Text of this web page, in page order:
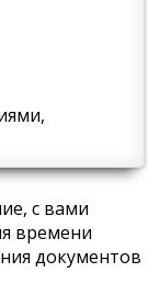
с вами
времени
документов